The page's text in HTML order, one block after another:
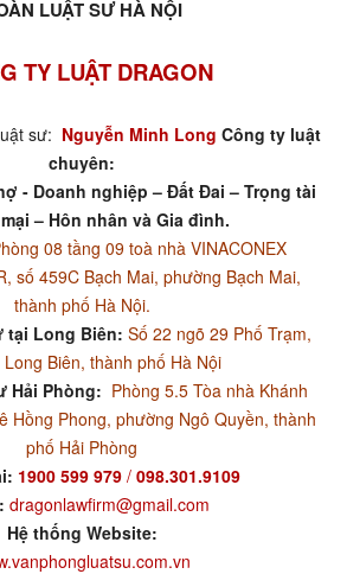
LUẬT SƯ HÀ NỘI
TY LUẬT DRAGON
sư: Nguyễn Minh Long Công ty luật
chuyên:
- Doanh nghiệp – Đất Đai – Trọng tài
– Hôn nhân và Gia đình.
08 tầng 09 toà nhà VINACONEX
số 459C Bạch Mai, phường Bạch Mai,
thành phố Hà Nội.
tại Long Biên: Số 22 ngõ 29 Phố Trạm,
Biên, thành phố Hà Nội
Hải Phòng: Phòng 5.5 Tòa nhà Khánh
Hồng Phong, phường Ngô Quyền, thành
phố Hải Phòng
1900 599 979/ 098.301.9109
dragonlawfirm@gmail.com
Hệ thống Website: